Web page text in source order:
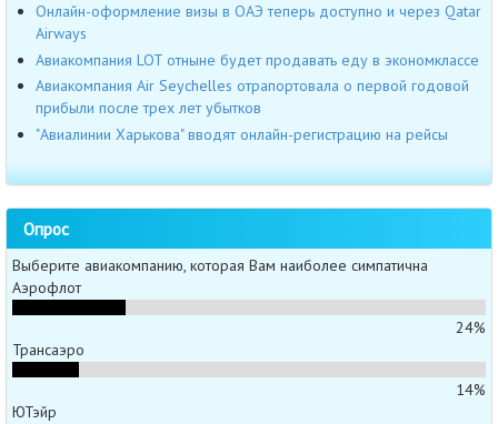
Онлайн-оформление визы в ОАЭ теперь доступно и через Qatar
Airways
Авиакомпания LOT отныне будет продавать еду в экономклассе
Авиакомпания Air Seychelles отрапортовала о первой годовой
прибыли после трех лет убытков
"Авиалинии Харькова" вводят онлайн-регистрацию на рейсы
Опрос
Выберите авиакомпанию, которая Вам наиболее симпатична
Аэрофлот
24%
Трансаэро
14%
ЮТэйр